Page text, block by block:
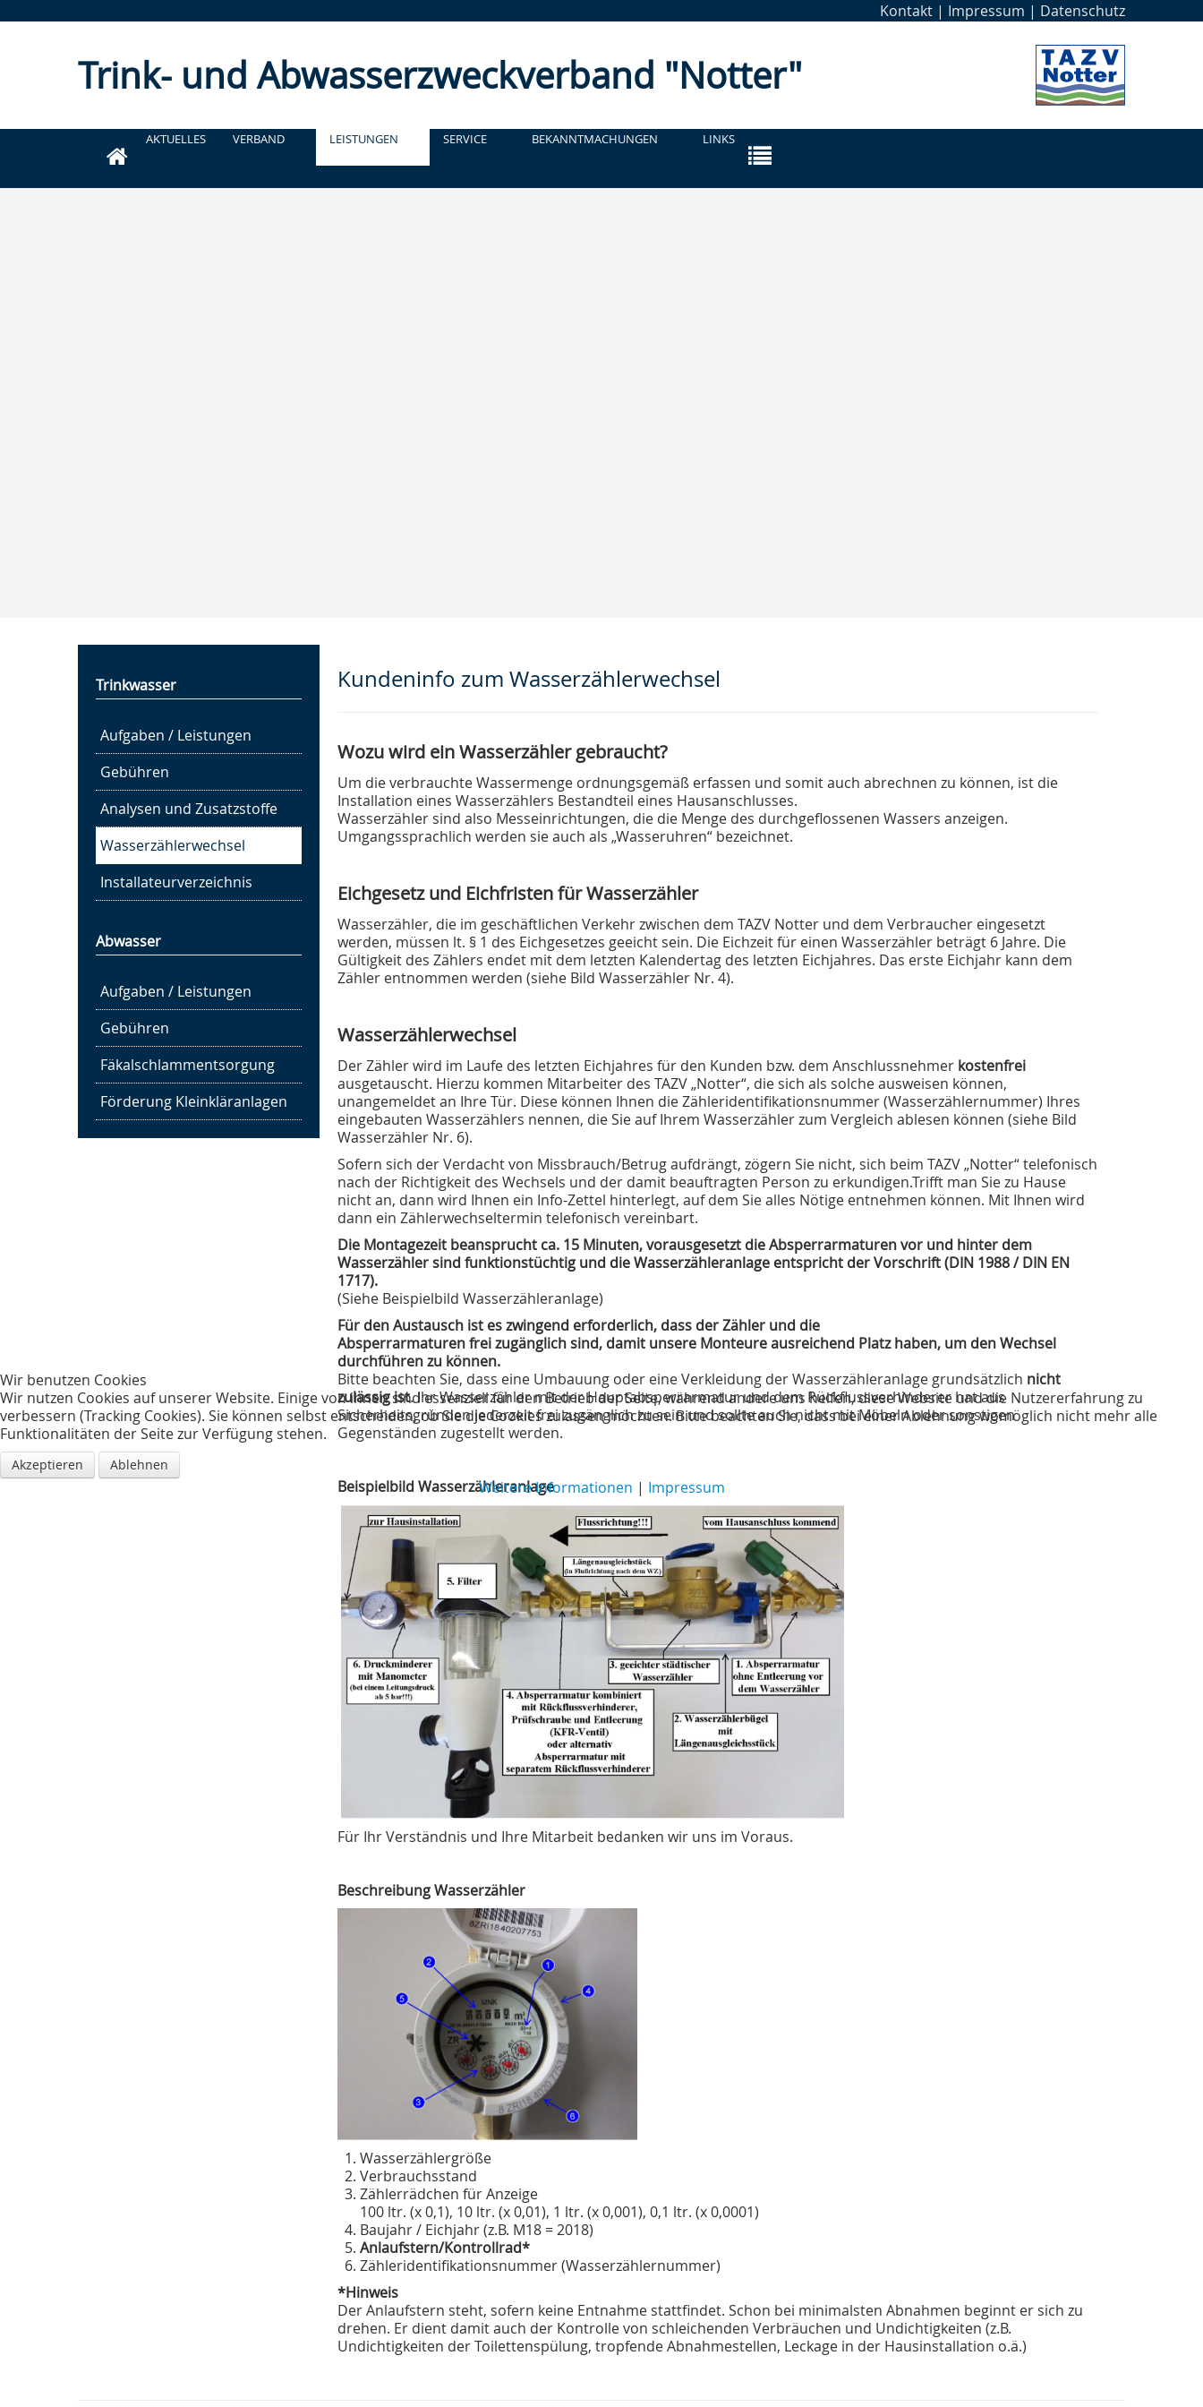
Kontakt | Impressum | Datenschutz
Trink- und Abwasser­zweckverband "Notter"
AKTUELLES VERBAND LEISTUNGEN SERVICE BEKANNTMACHUNGEN LINKS
zweckverband "Notter"
Trink- und Abwasser­
zweckverband "Notter"
Trinkwasser
Aufgaben / Leistungen
Gebühren
Analysen und Zusatzstoffe
Wasserzählerwechsel
Installateurverzeichnis
Abwasser
Aufgaben / Leistungen
Gebühren
Fäkalschlamm­entsorgung
Förderung Kleinkläranlagen
Kundeninfo zum Wasserzählerwechsel
Wozu wird ein Wasserzähler gebraucht?
Um die verbrauchte Wassermenge ordnungsgemäß erfassen und somit auch abrechnen zu können, ist die
Installation eines Wasserzählers Bestandteil eines Hausanschlusses.
Wasserzähler sind also Messeinrichtungen, die die Menge des durchgeflossenen Wassers anzeigen.
Umgangssprachlich werden sie auch als „Wasseruhren“ bezeichnet.
Eichgesetz und Eichfristen für Wasserzähler
Wasserzähler, die im geschäftlichen Verkehr zwischen dem TAZV Notter und dem Verbraucher eingesetzt
werden, müssen lt. § 1 des Eichgesetzes geeicht sein. Die Eichzeit für einen Wasserzähler beträgt 6 Jahre. Die
Gültigkeit des Zählers endet mit dem letzten Kalendertag des letzten Eichjahres. Das erste Eichjahr kann dem
Zähler entnommen werden (siehe Bild Wasserzähler Nr. 4).
Wasserzählerwechsel
Der Zähler wird im Laufe des letzten Eichjahres für den Kunden bzw. dem Anschlussnehmer kostenfrei
ausgetauscht. Hierzu kommen Mitarbeiter des TAZV „Notter“, die sich als solche ausweisen können,
unangemeldet an Ihre Tür. Diese können Ihnen die Zähleridentifikationsnummer (Wasserzählernummer) Ihres
eingebauten Wasserzählers nennen, die Sie auf Ihrem Wasserzähler zum Vergleich ablesen können (siehe Bild
Wasserzähler Nr. 6).
Sofern sich der Verdacht von Missbrauch/Betrug aufdrängt, zögern Sie nicht, sich beim TAZV „Notter“ telefonisch
nach der Richtigkeit des Wechsels und der damit beauftragten Person zu erkundigen.Trifft man Sie zu Hause
nicht an, dann wird Ihnen ein Info-Zettel hinterlegt, auf dem Sie alles Nötige entnehmen können. Mit Ihnen wird
dann ein Zählerwechseltermin telefonisch vereinbart.
Die Montagezeit beansprucht ca. 15 Minuten, vorausgesetzt die Absperrarmaturen vor und hinter dem
Wasserzähler sind funktionstüchtig und die Wasserzähleranlage entspricht der Vorschrift (DIN 1988 / DIN EN
1717).
(Siehe Beispielbild Wasserzähleranlage)
Für den Austausch ist es zwingend erforderlich, dass der Zähler und die
Absperrarmaturen frei zugänglich sind, damit unsere Monteure ausreichend Platz haben, um den Wechsel
durchführen zu können.
Bitte beachten Sie, dass eine Umbauung oder eine Verkleidung der Wasserzähleranlage grundsätzlich nicht
zulässig ist. Ihr Wasserzähler mit der Hauptabsperrarmatur und dem Rückflussverhinderer hat aus
Sicherheitsgründen jederzeit frei zugänglich zu sein und sollte auch nicht mit Möbeln oder sonstigen
Gegenständen zugestellt werden.
Beispielbild Wasserzähleranlage
Für Ihr Verständnis und Ihre Mitarbeit bedanken wir uns im Voraus.
Beschreibung Wasserzähler
Wasserzählergröße
Verbrauchsstand
Zählerrädchen für Anzeige
100 ltr. (x 0,1), 10 ltr. (x 0,01), 1 ltr. (x 0,001), 0,1 ltr. (x 0,0001)
Baujahr / Eichjahr (z.B. M18 = 2018)
Anlaufstern/Kontrollrad*
Zähleridentifikationsnummer (Wasserzählernummer)
*Hinweis
Der Anlaufstern steht, sofern keine Entnahme stattfindet. Schon bei minimalsten Abnahmen beginnt er sich zu
drehen. Er dient damit auch der Kontrolle von schleichenden Verbräuchen und Undichtigkeiten (z.B.
Undichtigkeiten der Toilettenspülung, tropfende Abnahmestellen, Leckage in der Hausinstallation o.ä.)
Wir benutzen Cookies
Wir nutzen Cookies auf unserer Website. Einige von ihnen sind essenziell für den Betrieb der Seite, während andere uns helfen, diese Website und die Nutzererfahrung zu
verbessern (Tracking Cookies). Sie können selbst entscheiden, ob Sie die Cookies zulassen möchten. Bitte beachten Sie, dass bei einer Ablehnung womöglich nicht mehr alle
Funktionalitäten der Seite zur Verfügung stehen.
Akzeptieren Ablehnen
Weitere Informationen | Impressum